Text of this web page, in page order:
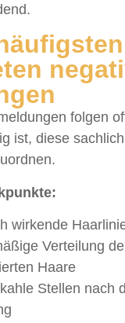
folgen
ist, diese
wirkende
Verteilung
Haare
Stellen nach